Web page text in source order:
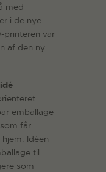
med
i de nye
printeren var
af den ny
emballage
får
Idéen
til
som